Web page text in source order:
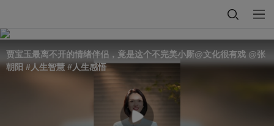
贾宝玉最离不开的情绪伴侣，竟是这个不完美小厮@文化很有戏 @张
朝阳 #人生智慧 #人生感悟